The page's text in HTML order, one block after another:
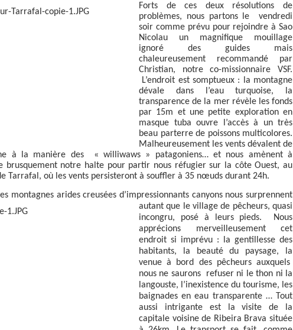
Forts de ces deux résolutions de
problèmes, nous partons le
vendredi
soir comme prévu pour rejoindre à Sao
Nicolau un magnifique mouillage
ignoré des guides mais
chaleureusement recommandé par
Christian, notre co-missionnaire VSF.
L’endroit est somptueux : la montagne
dévale dans l’eau turquoise, la
transparence de la mer révèle les fonds
par 15m et une petite exploration en
masque tuba ouvre l’accès à un très
beau parterre de poissons multicolores.
Malheureusement les vents dévalent de
à la manière des « williwaws » patagoniens… et nous amènent à
brusquement notre halte pour partir nous réfugier sur la côte Ouest, au
Tarrafal, où les vents persisteront à souffler à 35 nœuds durant 24h.
montagnes arides creusées d’impressionnants canyons nous surprennent
autant que le village de pêcheurs, quasi
incongru, posé à leurs pieds.
Nous
apprécions merveilleusement cet
endroit si imprévu : la gentillesse des
habitants, la beauté du paysage, la
venue à bord des pêcheurs auxquels
nous ne saurons
refuser ni le thon ni la
langouste, l’inexistence du tourisme, les
baignades en eau transparente … Tout
aussi intrigante est la visite de la
capitale voisine de Ribeira Brava située